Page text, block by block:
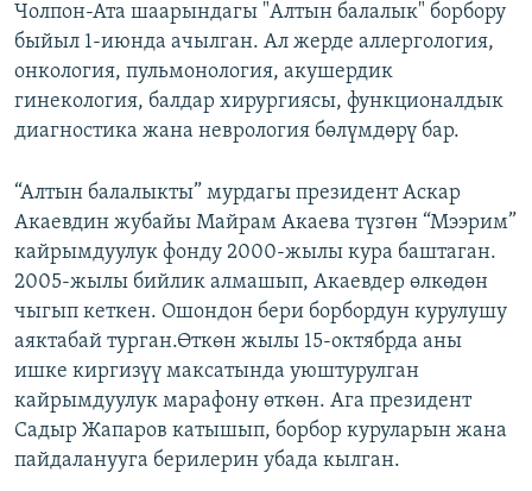
Чолпон-Ата шаарындагы "Алтын балалык" борбору
быйыл 1-июнда ачылган. Ал жерде аллергология,
онкология, пульмонология, акушердик
гинекология, балдар хирургиясы, функционалдык
диагностика жана неврология бөлүмдөрү бар.
“Алтын балалыкты” мурдагы президент Аскар
Акаевдин жубайы Майрам Акаева түзгөн “Мээрим”
кайрымдуулук фонду 2000-жылы кура баштаган.
2005-жылы бийлик алмашып, Акаевдер өлкөдөн
чыгып кеткен. Ошондон бери борбордун курулушу
аяктабай турган.Өткөн жылы 15-октябрда аны
ишке киргизүү максатында уюштурулган
кайрымдуулук марафону өткөн. Ага президент
Садыр Жапаров катышып, борбор куруларын жана
пайдаланууга берилерин убада кылган.